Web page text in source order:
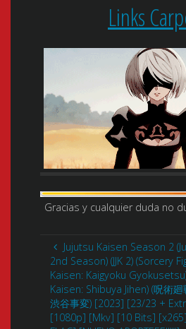
Links
Gracias y cualquier duda no
Jujutsu Kaisen Season 2
2nd Season) (JJK 2) (Sorcery
Kaisen: Kaigyoku
Kaisen: Shibuya Jihen) (呪術
渋谷事変) [2023] [23/23 +
[1080p] [Mkv] [10 Bits]